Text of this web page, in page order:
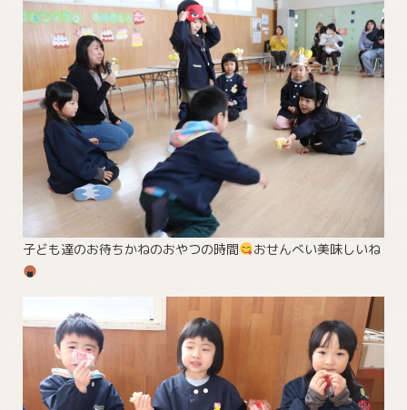
子ども達のお待ちかねのおやつの時間 おせんべい美味しいね